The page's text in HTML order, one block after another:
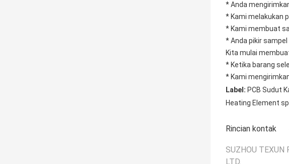
* Anda
* Kami melakukan
* Kami membuat
* Anda pikir
Kita mulai
* Ketika barang
* Kami
Label: PCB Sudut
Heating Element
Rincian kontak
SUZHOU TEXUN
LTD.